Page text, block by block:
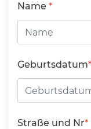
Name
Geburtsdatum
Straße und Nr